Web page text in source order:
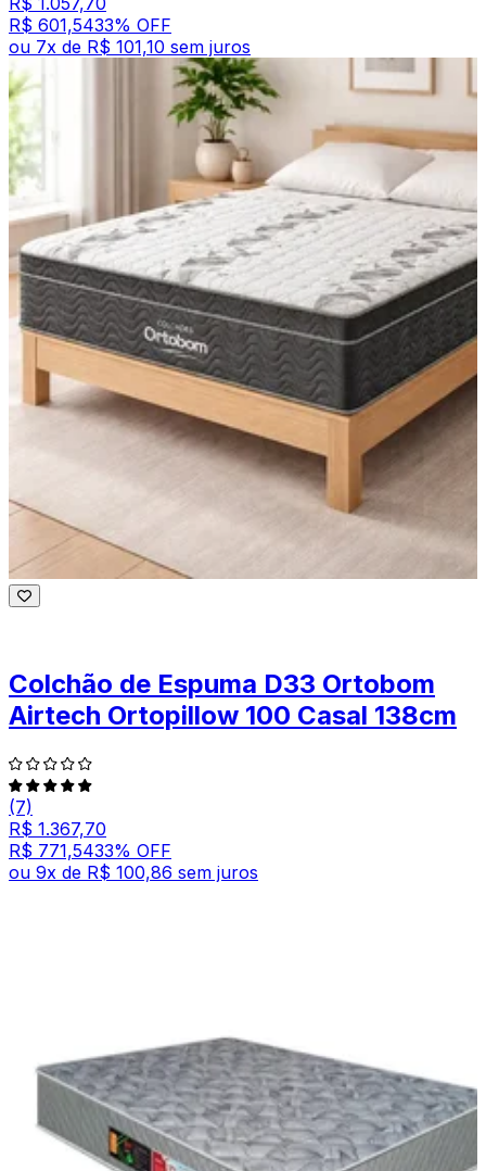
R$ 601,5433% OFF
ou 7x de R$ 101,10 sem juros
Colchão de Espuma D33 Ortobom
Airtech Ortopillow 100 Casal 138cm
(7)
R$ 1.367,70
R$ 771,5433% OFF
ou 9x de R$ 100,86 sem juros